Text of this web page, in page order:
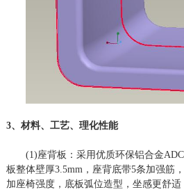
3、材料、工艺、理化性能
(1)座背板：采用优质环保铝合金
板整体壁厚3.5mm，座背底带5条加强筋
加座椅强度，底板弧位造型，坐感更舒